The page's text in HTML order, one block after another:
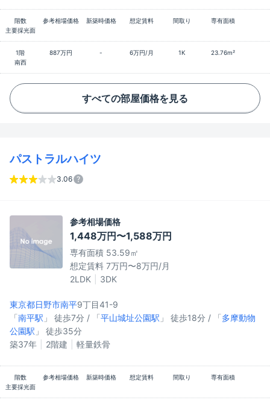
階数 参考相場価格 新築時価格 想定賃料 間取り
専有面積
主要採光面
1階 887万円 - 6万円/月 1K
23.76m²
南西
すべての部屋価格を見る
パストラルハイツ
3.06
参考相場価格
1,448万円〜1,588万円
専有面積 53.59㎡
想定賃料 7万円〜8万円/月
2LDK
3DK
東京都日野市南平9丁目41-9
「南平駅 」 徒歩7分 / 「平山城址公園駅 」 徒歩18分 / 「多摩動物
公園駅 」 徒歩35分
築37年
2階建 軽量鉄骨
階数 参考相場価格 新築時価格 想定賃料 間取り
専有面積
主要採光面